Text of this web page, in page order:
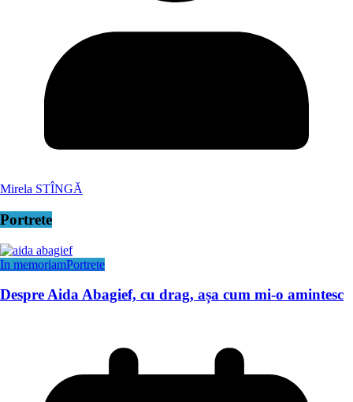
Mirela STÎNGĂ
Portrete
In memoriamPortrete
Despre Aida Abagief, cu drag, așa cum mi-o amintesc